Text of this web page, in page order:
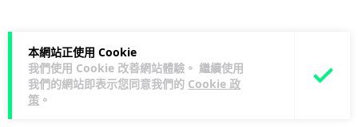
本網站正使用 Cookie
我們使用 Cookie 改善網站體驗。 繼續使用
我們的網站即表示您同意我們的 Cookie 政
策 。